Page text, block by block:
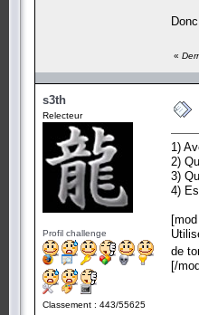
«
s3th
Relecteur
Profil challenge
Classement : 443/55625
1)
2)
3)
4)
de
[/